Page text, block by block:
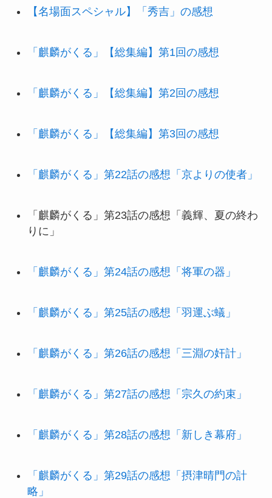
【名場面スペシャル】「秀吉」の感想
「麒麟がくる」【総集編】第1回の感想
「麒麟がくる」【総集編】第2回の感想
「麒麟がくる」【総集編】第3回の感想
「麒麟がくる」第22話の感想「京よりの使者」
「麒麟がくる」第23話の感想「義輝、夏の終わ
りに」
「麒麟がくる」第24話の感想「将軍の器」
「麒麟がくる」第25話の感想「羽運ぶ蟻」
「麒麟がくる」第26話の感想「三淵の奸計」
「麒麟がくる」第27話の感想「宗久の約束」
「麒麟がくる」第28話の感想「新しき幕府」
「麒麟がくる」第29話の感想「摂津晴門の計
略」